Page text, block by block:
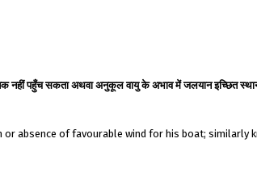
तक नहीं पहुँच सकता अथवा अनुकूल वायु के अभाव में जलयान इच्छित
absence of favourable wind for his boat; similarly